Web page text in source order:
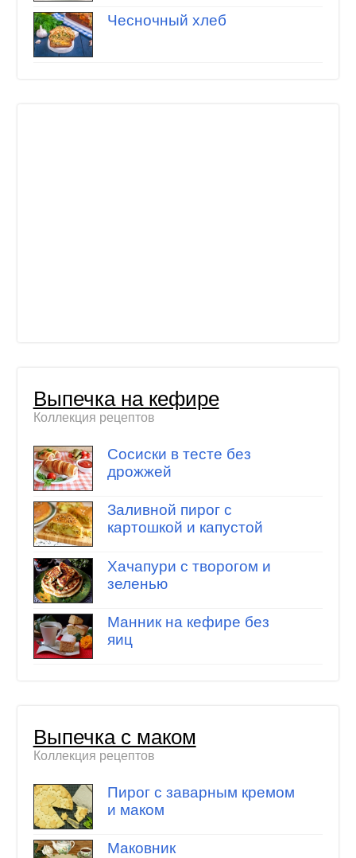
Чесночный хлеб
Выпечка на кефире
Коллекция рецептов
Сосиски в тесте без
дрожжей
Заливной пирог с
картошкой и капустой
Хачапури с творогом и
зеленью
Манник на кефире без
яиц
Выпечка с маком
Коллекция рецептов
Пирог с заварным кремом
и маком
Маковник